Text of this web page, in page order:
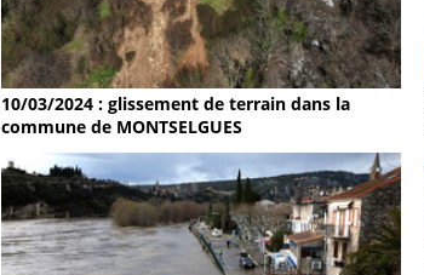
10/03/2024 : glissement de terrain dans la
commune de MONTSELGUES